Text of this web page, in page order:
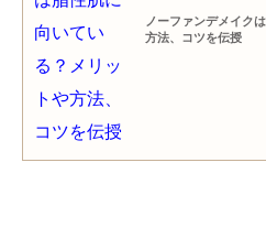
ノーファンデメイク
方法、コツを伝授